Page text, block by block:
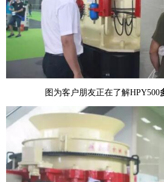
图为客户朋友正在了解HPY500